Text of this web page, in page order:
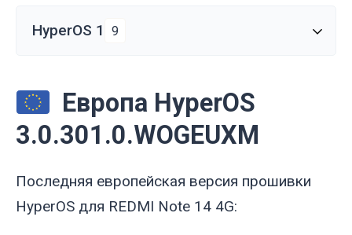
HyperOS 1 9
Европа HyperOS
3.0.301.0.WOGEUXM
Последняя европейская версия прошивки
HyperOS для REDMI Note 14 4G: